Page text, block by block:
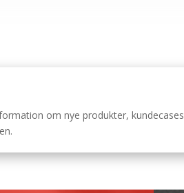
om nye produkter, kundecases